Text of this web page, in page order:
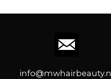
info@mwhairbeauty.nl